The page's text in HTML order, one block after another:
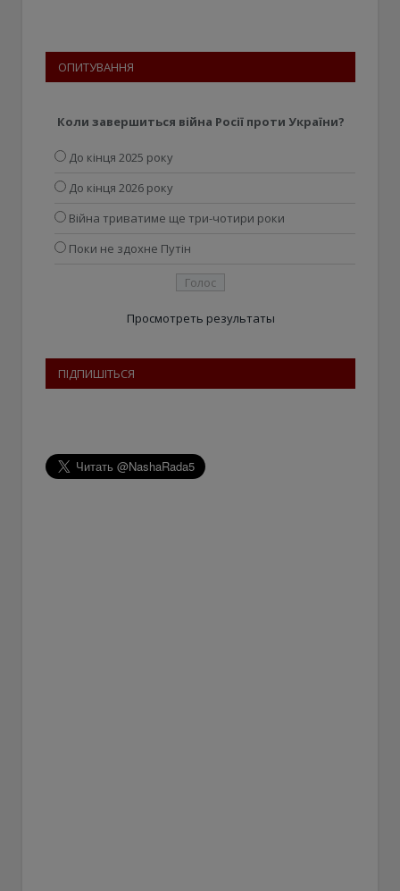
ОПИТУВАННЯ
Коли завершиться війна Росії проти України?
До кінця 2025 року
До кінця 2026 року
Війна триватиме ще три-чотири роки
Поки не здохне Путін
Просмотреть результаты
ПІДПИШІТЬСЯ